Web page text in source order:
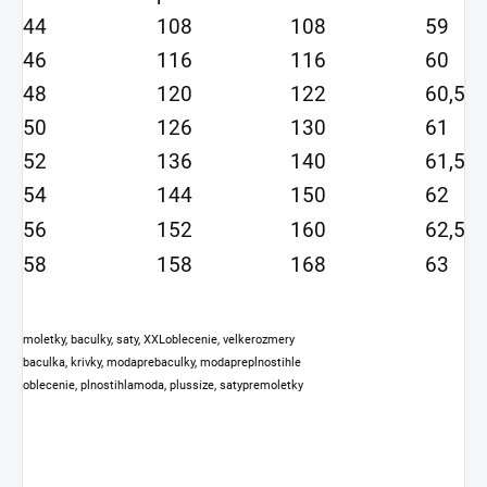
44
108 108
59
46
116 116
60
48
120 122
60,5
50
126 130
61
52
136 140
61,5
54
144 150
62
56
152 160
62,5
58
158 168 63
moletky, baculky, saty, XXLoblecenie, velkerozmery
baculka, krivky, modaprebaculky, modapreplnostihle
oblecenie, plnostihlamoda, plussize, satypremoletky